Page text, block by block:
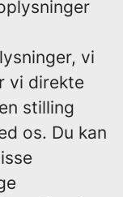
vi
vi direkte
stilling
os. Du kan